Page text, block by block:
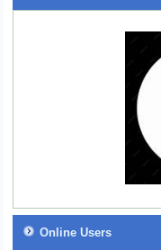
Online Users